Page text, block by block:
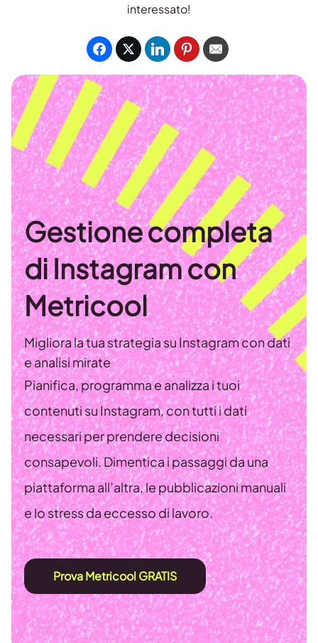
interessato!
Gestione completa
di Instagram con
Metricool
Migliora la tua strategia su Instagram con dati
e analisi mirate
Pianifica, programma e analizza i tuoi
contenuti su Instagram, con tutti i dati
necessari per prendere decisioni
consapevoli. Dimentica i passaggi da una
piattaforma all’altra, le pubblicazioni manuali
e lo stress da eccesso di lavoro.
Prova Metricool GRATIS